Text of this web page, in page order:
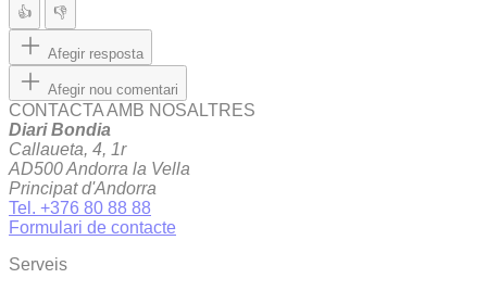
👍 👎
Afegir resposta
Afegir nou comentari
CONTACTA AMB NOSALTRES
Diari Bondia
Callaueta, 4, 1r
AD500 Andorra la Vella
Principat d'Andorra
Tel. +376 80 88 88
Formulari de contacte
Serveis